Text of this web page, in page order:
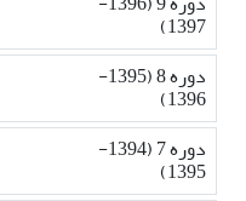
1397)
دوره 8 (1395-
1396)
دوره 7 (1394-
1395)